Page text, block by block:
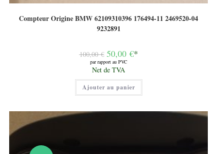
Compteur Origine BMW 62109310396 176494-11 2469520-04
9232891
100,00€ Le
prix
initial
était :
100,00 €.
50,00 €*
par rapport au PVC
Le
prix
actuel
est :
50,00 €.
Net de TVA
Ajouter au panier